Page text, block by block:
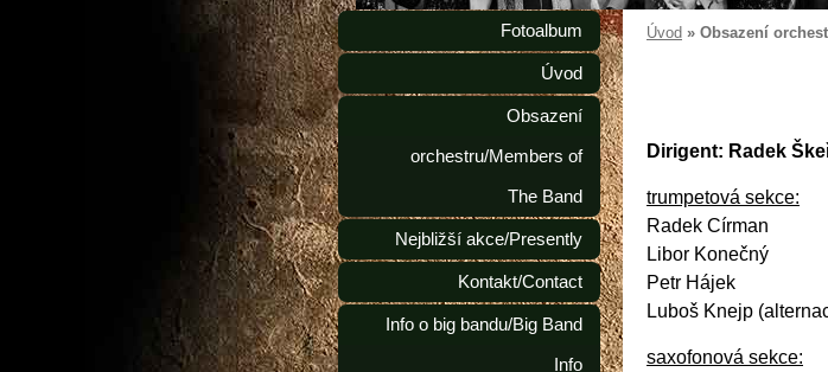
Úvod » Obsazení
Dirigent: Radek
trumpetová sekce:
Radek Círman
Libor Konečný
Petr Hájek
Luboš Knejp
saxofonová sekce:
Fotoalbum
Úvod
Obsazení
orchestru/Members of
The Band
Nejbližší akce/Presently
Kontakt/Contact
Info o big bandu/Big Band
Info